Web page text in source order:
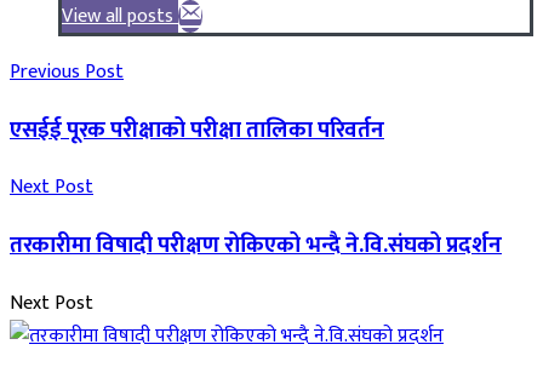
View all posts
Previous Post
एसईई पूरक परीक्षाको परीक्षा तालिका परिवर्तन
Next Post
तरकारीमा विषादी परीक्षण रोकिएको भन्दै ने.वि.संघको प्रदर्शन
Next Post